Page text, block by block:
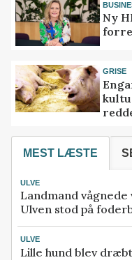
Ny
GRISE
MEST LÆSTE
ULVE
Landmand
Ulven stod på
ULVE
Lille hund blev